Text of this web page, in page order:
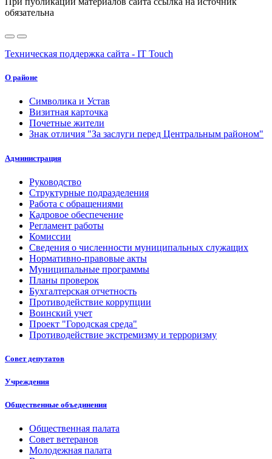
обязательна
Техническая поддержка сайта - IT Touch
О районе
Символика и Устав
Визитная карточка
Почетные жители
Знак отличия "За заслуги перед Центральным районом"
Администрация
Руководство
Структурные подразделения
Работа с обращениями
Кадровое обеспечение
Регламент работы
Комиссии
Сведения о численности муниципальных служащих
Нормативно-правовые акты
Муниципальные программы
Планы проверок
Бухгалтерская отчетность
Противодействие коррупции
Воинский учет
Проект "Городская среда"
Противодействие экстремизму и терроризму
Совет депутатов
Учреждения
Общественные объединения
Общественная палата
Совет ветеранов
Молодежная палата